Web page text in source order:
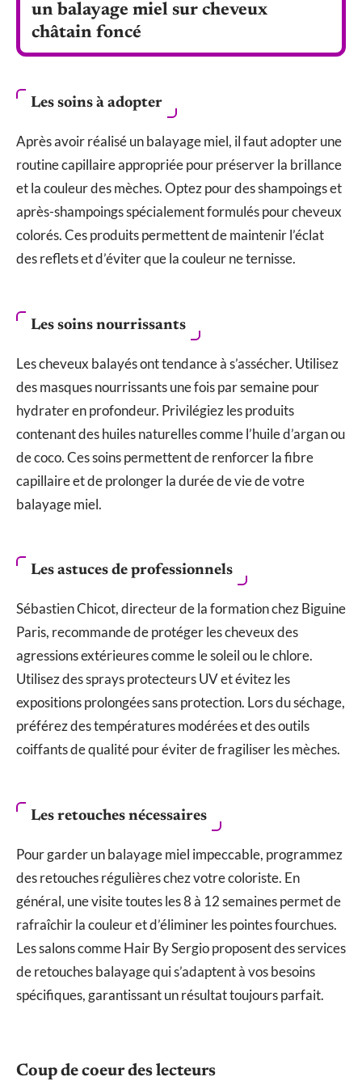
un balayage miel sur cheveux
châtain foncé
Les soins à adopter
Après avoir réalisé un balayage miel, il faut adopter une
routine capillaire appropriée pour préserver la brillance
et la couleur des mèches. Optez pour des shampoings et
après-shampoings spécialement formulés pour cheveux
colorés. Ces produits permettent de maintenir l’éclat
des reflets et d’éviter que la couleur ne ternisse.
Les soins nourrissants
Les cheveux balayés ont tendance à s’assécher. Utilisez
des masques nourrissants une fois par semaine pour
hydrater en profondeur. Privilégiez les produits
contenant des huiles naturelles comme l’huile d’argan ou
de coco. Ces soins permettent de renforcer la fibre
capillaire et de prolonger la durée de vie de votre
balayage miel.
Les astuces de professionnels
Sébastien Chicot, directeur de la formation chez Biguine
Paris, recommande de protéger les cheveux des
agressions extérieures comme le soleil ou le chlore.
Utilisez des sprays protecteurs UV et évitez les
expositions prolongées sans protection. Lors du séchage,
préférez des températures modérées et des outils
coiffants de qualité pour éviter de fragiliser les mèches.
Les retouches nécessaires
Pour garder un balayage miel impeccable, programmez
des retouches régulières chez votre coloriste. En
général, une visite toutes les 8 à 12 semaines permet de
rafraîchir la couleur et d’éliminer les pointes fourchues.
Les salons comme Hair By Sergio proposent des services
de retouches balayage qui s’adaptent à vos besoins
spécifiques, garantissant un résultat toujours parfait.
Coup de coeur des lecteurs